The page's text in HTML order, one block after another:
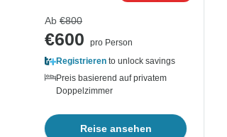
Ab €800
€600
pro Person
Registrieren to unlock savings
Preis basierend auf privatem
Doppelzimmer
Reise ansehen